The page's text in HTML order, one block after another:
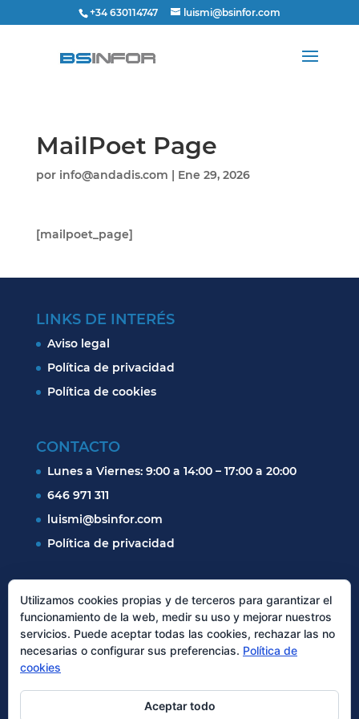
+34 630114747 luismi@bsinfor.com
MailPoet Page
por info@andadis.com | Ene 29, 2026
[mailpoet_page]
LINKS DE INTERÉS
Aviso legal
Política de privacidad
Política de cookies
CONTACTO
Lunes a Viernes: 9:00 a 14:00 – 17:00 a 20:00
646 971 311
luismi@bsinfor.com
Política de privacidad
SÍGUENOS
Facebook
Twitter
Instagram
Utilizamos cookies propias y de terceros para garantizar el
funcionamiento de la web, medir su uso y mejorar nuestros
servicios. Puede aceptar todas las cookies, rechazar las no
necesarias o configurar sus preferencias. Política de
cookies
Aceptar todo